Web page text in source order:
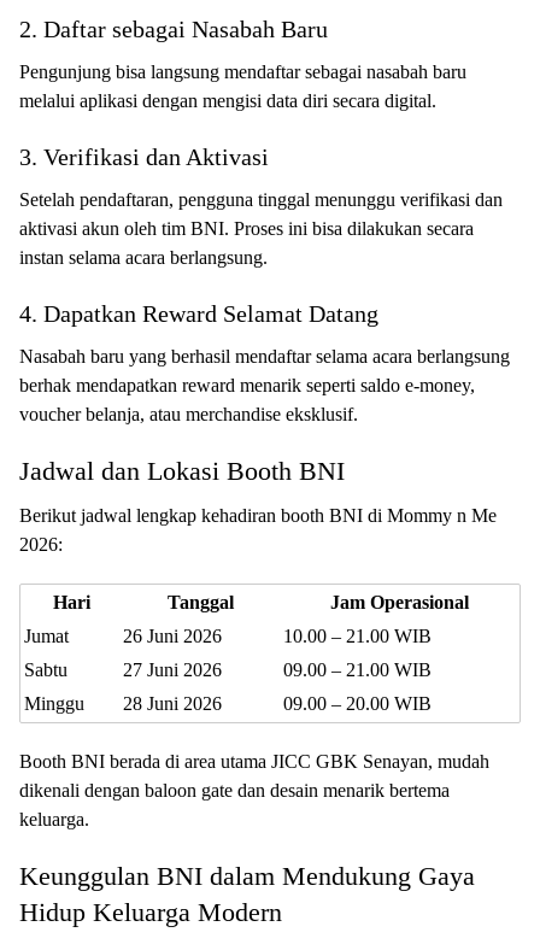
2. Daftar sebagai Nasabah Baru
Pengunjung bisa langsung mendaftar sebagai nasabah baru
melalui aplikasi dengan mengisi data diri secara digital.
3. Verifikasi dan Aktivasi
Setelah pendaftaran, pengguna tinggal menunggu verifikasi dan
aktivasi akun oleh tim BNI. Proses ini bisa dilakukan secara
instan selama acara berlangsung.
4. Dapatkan Reward Selamat Datang
Nasabah baru yang berhasil mendaftar selama acara berlangsung
berhak mendapatkan reward menarik seperti saldo e-money,
voucher belanja, atau merchandise eksklusif.
Jadwal dan Lokasi Booth BNI
Berikut jadwal lengkap kehadiran booth BNI di Mommy n Me
2026:
Hari Tanggal
Jam Operasional
Jumat
26 Juni 2026
10.00 – 21.00 WIB
Sabtu
27 Juni 2026
09.00 – 21.00 WIB
Minggu
28 Juni 2026 09.00 – 20.00 WIB
Booth BNI berada di area utama JICC GBK Senayan, mudah
dikenali dengan baloon gate dan desain menarik bertema
keluarga.
Keunggulan BNI dalam Mendukung Gaya
Hidup Keluarga Modern